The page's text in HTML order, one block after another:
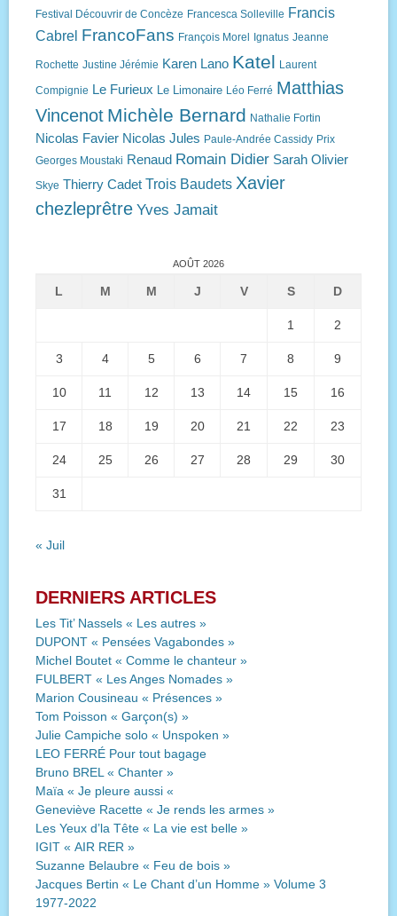
Festival Découvrir de Concèze Francesca Solleville Francis
Cabrel FrancoFans François Morel Ignatus Jeanne
Rochette Justine Jérémie Karen Lano Katel Laurent
Compignie Le Furieux Le Limonaire Léo Ferré Matthias
Vincenot Michèle Bernard Nathalie Fortin
Nicolas Favier Nicolas Jules Paule-Andrée Cassidy Prix
Georges Moustaki Renaud Romain Didier Sarah Olivier
Skye Thierry Cadet Trois Baudets Xavier
chezleprêtre Yves Jamait
AOÛT 2026
L M M J V S D
1 2
3 4 5 6 7 8 9
10 11 12 13 14 15 16
17 18 19 20 21 22 23
24 25 26 27 28 29 30
31
« Juil
DERNIERS ARTICLES
Les Tit’ Nassels « Les autres »
DUPONT « Pensées Vagabondes »
Michel Boutet « Comme le chanteur »
FULBERT « Les Anges Nomades »
Marion Cousineau « Présences »
Tom Poisson « Garçon(s) »
Julie Campiche solo « Unspoken »
LEO FERRÉ Pour tout bagage
Bruno BREL « Chanter »
Maïa « Je pleure aussi «
Geneviève Racette « Je rends les armes »
Les Yeux d’la Tête « La vie est belle »
IGIT « AIR RER »
Suzanne Belaubre « Feu de bois »
Jacques Bertin « Le Chant d’un Homme » Volume 3
1977-2022